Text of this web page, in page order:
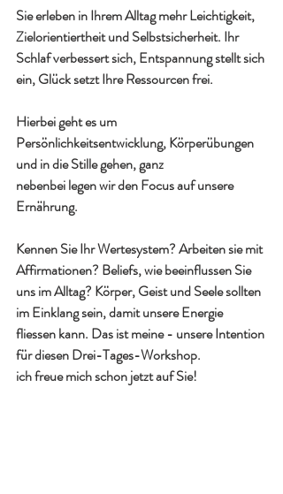
Sie erleben in Ihrem Alltag mehr Leichtigkeit,
Zielorientiertheit und Selbstsicherheit. Ihr
Schlaf verbessert sich, Entspannung stellt sich
ein, Glück setzt Ihre Ressourcen frei.
Hierbei geht es um
Persönlichkeitsentwicklung, Körperübungen
und in die Stille gehen, ganz
nebenbei legen wir den Focus auf unsere
Ernährung.
Kennen Sie Ihr Wertesystem? Arbeiten sie mit
Affirmationen? Beliefs, wie beeinflussen Sie
uns im Alltag? Körper, Geist und Seele sollten
im Einklang sein, damit unsere Energie
fliessen kann. Das ist meine - unsere Intention
für diesen Drei-Tages-Workshop.
ich freue mich schon jetzt auf Sie!